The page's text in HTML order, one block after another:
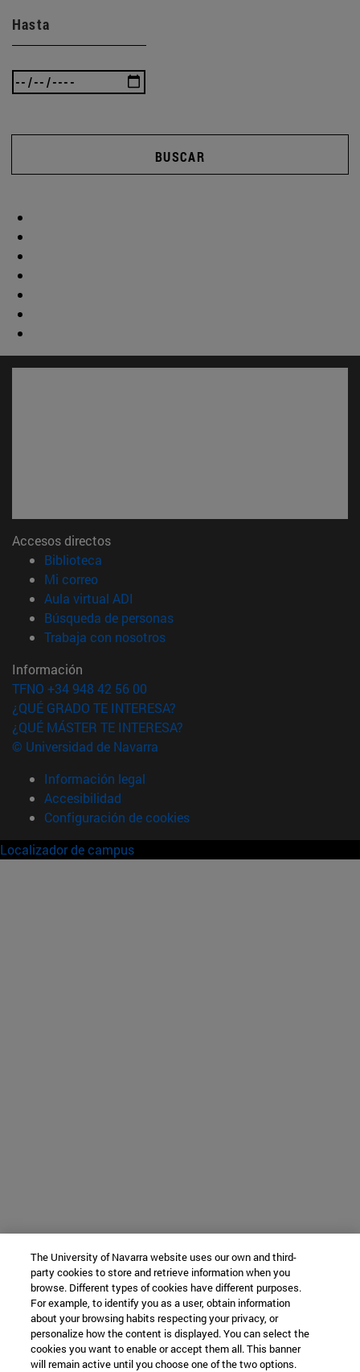
Hasta
BUSCAR
Accesos directos
Biblioteca
Mi correo(abre en nueva ventana)
Aula virtual ADI
Búsqueda de personas(abre en nueva ventana)
Trabaja con nosotros(abre en nueva ventana)
Información
TFNO +34 948 42 56 00
¿QUÉ GRADO TE INTERESA?
¿QUÉ MÁSTER TE INTERESA?
© Universidad de Navarra
Información legal
Accesibilidad
Configuración de cookies
Localizador de campus
The University of Navarra website uses our own and third-
party cookies to store and retrieve information when you
browse. Different types of cookies have different purposes.
For example, to identify you as a user, obtain information
about your browsing habits respecting your privacy, or
personalize how the content is displayed. You can select the
cookies you want to enable or accept them all. This banner
will remain active until you choose one of the two options.